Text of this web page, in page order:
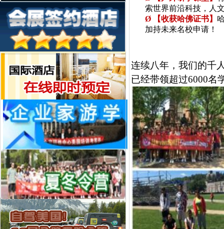
索世界前沿科技，人
Ø
【收获哈佛证书】
加持未来名校申请！
连续八年，我们的千
已经带领超过6000名